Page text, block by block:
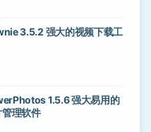
3.5.2 强大的视频下载工
1.5.6 强大易用的
管理软件